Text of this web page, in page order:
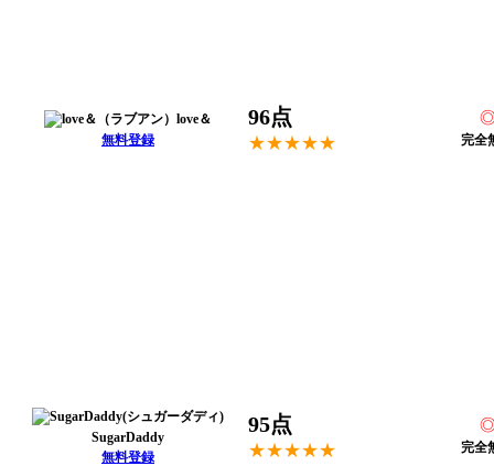
love＆
無料登録
96点
★★★★★ 完全
SugarDaddy
無料登録
95点
★★★★★ 完全